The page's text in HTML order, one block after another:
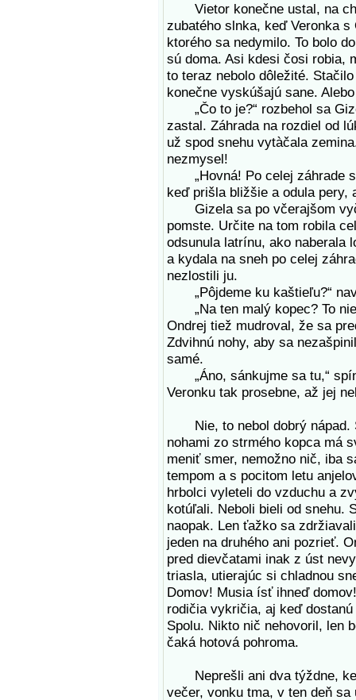
Vietor konečne ustal, na
zubatého slnka, keď Veronka
ktorého sa nedymilo. To bolo
sú doma. Asi kdesi čosi robia,
to teraz nebolo dôležité.
konečne vyskúšajú sane.
„Čo to je?“ rozbehol sa
zastal. Záhrada na rozdiel od
už spod snehu vytàčala
nezmysel!
„Hovná! Po celej záhrade
keď prišla bližšie a odula pery,
Gizela sa po včerajšom
pomste. Určite na tom robila
odsunula latrínu, ako naberala
a kydala na sneh po celej
nezlostili ju.
„Pôjdeme ku kaštieľu?“
„Na ten malý kopec? To
Ondrej tiež mudroval, že sa
Zdvihnú nohy, aby sa
samé.
„Áno, sánkujme sa tu,“
Veronku tak prosebne, až jej
Nie, to nebol dobrý nápad.
nohami zo strmého kopca má
meniť smer, nemožno nič, iba
tempom a s pocitom letu
hrbolci vyleteli do vzduchu a
kotúľali. Neboli bieli od snehu.
naopak. Len ťažko sa
jeden na druhého ani pozrieť.
pred dievčatami inak z úst
triasla, utierajúc si chladnou
Domov! Musia ísť ihneď
rodičia vykričia, aj keď
Spolu. Nikto nič nehovoril, len
čaká hotová pohroma.
Neprešli ani dva týždne,
večer, vonku tma, v ten deň sa